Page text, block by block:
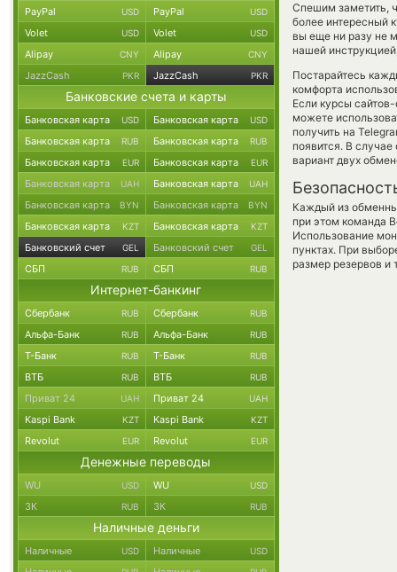
Спешим заметить,
более интересный
вы еще ни разу не
нашей
Постарайтесь
комфорта
Если курсы
можете
получить на
появится. В
вариант двух
Каждый из
при этом команда
Использование
пунктах. При
размер резервов и
PayPal USD PayPal USD
Volet USD Volet USD
Alipay CNY Alipay CNY
JazzCash PKR JazzCash PKR
Банковские счета и карты
Банковская карта USD Банковская карта USD
Банковская карта RUB Банковская карта RUB
Банковская карта EUR Банковская карта EUR
Банковская карта UAH Банковская карта UAH
Банковская карта BYN Банковская карта BYN
Банковская карта KZT Банковская карта KZT
Банковский счет GEL Банковский счет GEL
СБП RUB СБП RUB
Интернет-банкинг
Сбербанк RUB Сбербанк RUB
Альфа-Банк RUB Альфа-Банк RUB
Т-Банк RUB Т-Банк RUB
ВТБ RUB ВТБ RUB
Приват 24 UAH Приват 24 UAH
Kaspi Bank KZT Kaspi Bank KZT
Revolut EUR Revolut EUR
Денежные переводы
WU USD WU USD
ЗК RUB ЗК RUB
Наличные деньги
Наличные USD Наличные USD